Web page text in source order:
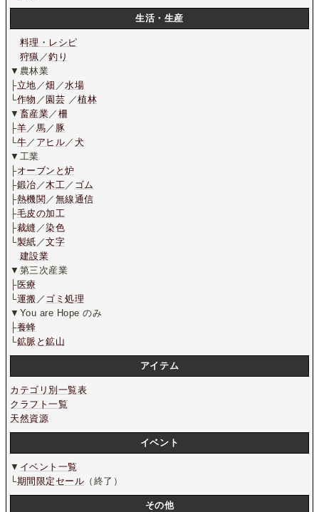
生活・生産
料理・レシピ
狩猟 ／釣り
▼農林業
├立地 ／畑 ／水場
└作物 ／ 園芸 ／植林
▼ 畜産業 ／ 柵
├羊 ／ 馬 ／ 豚
└牛 ／ アヒル ／ 犬
▼工業
├オーブンと炉
├鍛冶 ／ 木工 ／ ゴム
├熱機関 ／ 無線通信
├毛皮の加工
├裁縫 ／染色
└製紙 ／文字
建設業
▼第三次産業
├医療
└運搬 ／ ゴミ処理
▼You are Hope のみ
├養蜂
└鉱脈と鉱山
アイテム
カテゴリ別一覧表
クラフト一覧
天然資源
イベント
▼ イベント一覧
└期間限定セール （終了）
その他